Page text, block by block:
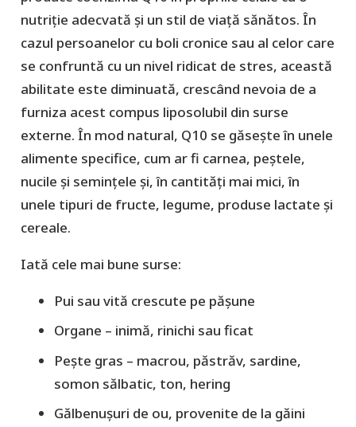
nutriție adecvată și un stil de viață sănătos. În
cazul persoanelor cu boli cronice sau al celor care
se confruntă cu un nivel ridicat de stres, această
abilitate este diminuată, crescând nevoia de a
furniza acest compus liposolubil din surse
externe. În mod natural, Q10 se găsește în unele
alimente specifice, cum ar fi carnea, peștele,
nucile și semințele și, în cantități mai mici, în
unele tipuri de fructe, legume, produse lactate și
cereale.
Iată cele mai bune surse:
Pui sau vită crescute pe pășune
Organe – inimă, rinichi sau ficat
Pește gras – macrou, păstrăv, sardine,
somon sălbatic, ton, hering
Gălbenușuri de ou, provenite de la găini